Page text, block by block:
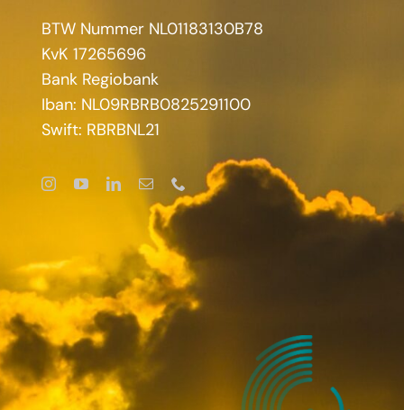
BTW Nummer NL01183130B78
KvK 17265696
Bank Regiobank
Iban: NL09RBRB0825291100
Swift: RBRBNL21